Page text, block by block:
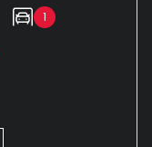
1